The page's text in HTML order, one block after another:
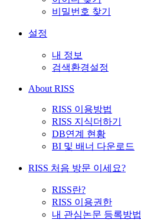
비밀번호 찾기
설정
내 정보
검색환경설정
About RISS
RISS 이용방법
RISS 지식더하기
DB연계 현황
BI 및 배너 다운로드
RISS 처음 방문 이세요?
RISS란?
RISS 이용권한
내 관심논문 등록방법